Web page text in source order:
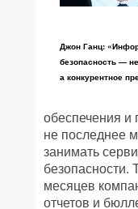
Джон Ганц:
безопасность —
а конкурентное
обеспечения и
не последнее
занимать
безопасности.
месяцев
отчетов и